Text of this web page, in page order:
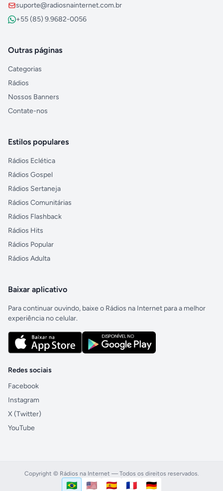
suporte@radiosnainternet.com.br
+55 (85) 9.9682-0056
Outras páginas
Categorias
Rádios
Nossos Banners
Contate-nos
Estilos populares
Rádios Eclética
Rádios Gospel
Rádios Sertaneja
Rádios Comunitárias
Rádios Flashback
Rádios Hits
Rádios Popular
Rádios Adulta
Baixar aplicativo
Para continuar ouvindo, baixe o Rádios na Internet para a melhor
experiência no celular.
Redes sociais
Facebook
Instagram
X (Twitter)
YouTube
Copyright © Rádios na Internet — Todos os direitos reservados.
Idioma
🇧🇷 🇺🇸 🇪🇸 🇫🇷 🇩🇪